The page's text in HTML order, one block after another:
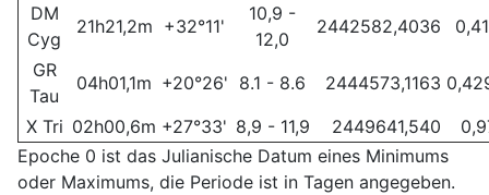
DM
Cyg
21h21,2m +32°11'
10,9 -
12,0
2442582,4036
GR
Tau
04h01,1m +20°26' 8.1 - 8.6 2444573,1163
X Tri 02h00,6m +27°33' 8,9 - 11,9 2449641,540
Epoche 0 ist das Julianische Datum eines Minimums
oder Maximums, die Periode ist in Tagen angegeben.